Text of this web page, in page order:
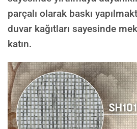
parçalı olarak baskı
duvar kağıtları sayesinde
katın.